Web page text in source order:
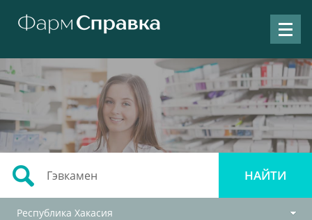
Республика Хакасия